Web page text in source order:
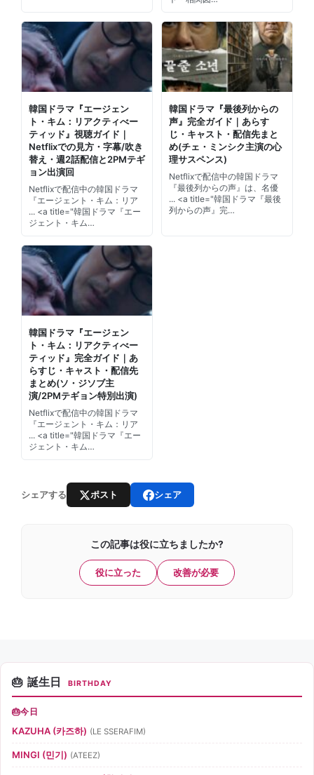
韓国ドラマ『エージェン
ト・キム：リアクティべー
ティッド』視聴ガイド｜
Netflixでの見方・字幕/吹き
替え・週2話配信と2PMテギ
ョン出演回
Netflixで配信中の韓国ドラマ
『エージェント・キム：リア
... <a title="韓国ドラマ『エー
ジェント・キム…
韓国ドラマ『最後列からの
声』完全ガイド｜あらす
じ・キャスト・配信先まと
め(チェ・ミンシク主演の心
理サスペンス)
Netflixで配信中の韓国ドラマ
『最後列からの声』は、名優
... <a title="韓国ドラマ『最後
列からの声』完…
韓国ドラマ『エージェン
ト・キム：リアクティべー
ティッド』完全ガイド｜あ
らすじ・キャスト・配信先
まとめ(ソ・ジソブ主
演/2PMテギョン特別出演)
Netflixで配信中の韓国ドラマ
『エージェント・キム：リア
... <a title="韓国ドラマ『エー
ジェント・キム…
シェアする ポスト シェア
この記事は役に立ちましたか?
役に立った 改善が必要
誕生日 BIRTHDAY
今日
KAZUHA (카즈하) (LE SSERAFIM)
MINGI (민기) (ATEEZ)